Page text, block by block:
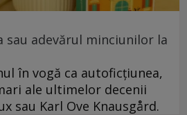
sau adevărul minciunilor la
în vogă ca autoficțiunea,
ale ultimelor decenii
sau Karl Ove Knausgård.